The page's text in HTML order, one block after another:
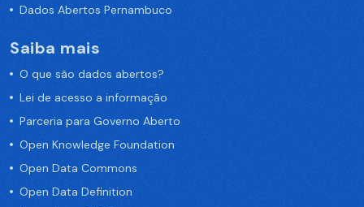
Dados Abertos Pernambuco
Saiba mais
O que são dados abertos?
Lei de acesso a informação
Parceria para Governo Aberto
Open Knowledge Foundation
Open Data Commons
Open Data Definition